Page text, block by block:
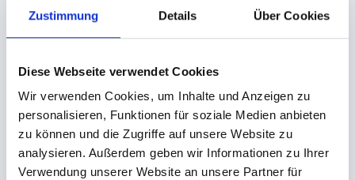
Zustimmung Details Über Cookies
Diese Webseite verwendet Cookies
Wir verwenden Cookies, um Inhalte und Anzeigen zu
personalisieren, Funktionen für soziale Medien anbieten
zu können und die Zugriffe auf unsere Website zu
analysieren. Außerdem geben wir Informationen zu Ihrer
Verwendung unserer Website an unsere Partner für
- wiederverschließbar durch integrierte weiße
- transparent und übersichtlich
- universell einsetzbar
- Materialstärke 0,05mm (100% LDPE)
- geeignet für Lebensmittel
- bedruckbar